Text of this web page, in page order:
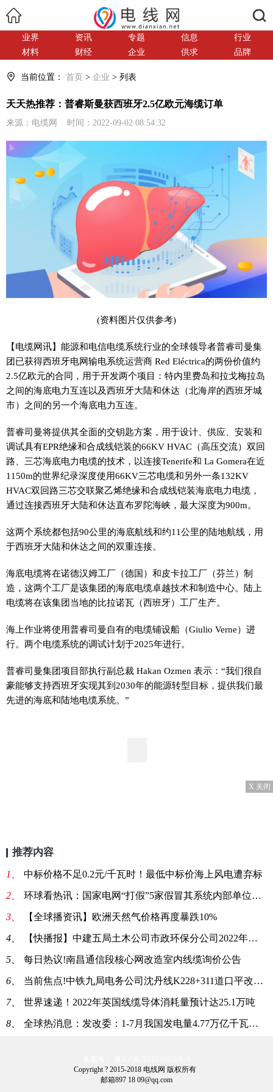
业界 资讯 专题 信息
行业
材料
财经 企业 供求 品牌
当前位置： 首页 > 企业 > 列表
天天热推荐：普睿斯曼获西班牙2.5亿欧元海缆订单
来源：电缆网 时间：2022-09-02 08:54:32
(资料图片仅供参考)
【电缆网讯】能源和电信电缆系统行业的全球领导者普睿司曼集
团已获得西班牙电网输电系统运营商 Red Eléctrica的两份价值约
2.5亿欧元的合同，用于开发两个项目：特内里费岛和拉戈梅拉岛
之间的海底电力互连以及西班牙大陆和休达（北海岸的西班牙城
市）之间的另一个海底电力互连。
普睿司曼将提供其全面的交钥匙方案，用于设计、供应、安装和
调试具有EPR绝缘和合成线铠装的66KV HVAC（高压交流）双回
路、三芯海底电力电缆的技术，以连接Tenerife和 La Gomera在近
1150m的世界纪录深度使用66KV三芯电缆和另外一条132KV
HVAC双回路三芯交联聚乙烯绝缘和合成线铠装海底电力电缆，
通过连接西班牙大陆和休达直布罗陀海峡，最大深度为900m。
这两个系统都包括90公里的海底航线和约11公里的陆地航线，用
于西班牙大陆和休达之间的双重连接。
海底电缆将在诺德汉姆工厂（德国）和皮卡拉工厂（芬兰）制
造，这两个工厂是该集团的海底电缆卓越技术和制造中心。陆上
电缆将在该集团当地的比拉诺瓦（西班牙）工厂生产。
海上作业将使用普睿司曼自有的电缆铺设船（Giulio Verne）进
行。两个电缆系统的调试计划于2025年进行。
普睿司曼集团项目部执行副总裁 Hakan Ozmen 表示：“我们很自
豪能够支持西班牙实现其到2030年的能源转型目标，提供我们最
先进的海底和陆地电缆系统。”
X 关闭
推荐内容
1、 中标价格不足0.2元/千瓦时！最低中标价海上风电遭弃标
2、 环球看热讯：国家电网“打假”5家假冒其系统内部单位公司
3、 【全球播资讯】欧洲天然气价格再度暴跌10%
4、 【快播报】中建五局土木公司市政环保分公司2022年湖南区域电缆电线采购招标公告
5、 每日热议!南昌通信段核心网改造室内线缆询价公告
6、 当前焦点!中铁九局电务公司沈丹线K228+311道口平改立工程通信电缆询价公告
7、 世界速递！2022年英国线缆导体消耗量预计达25.1万吨
8、 全球热消息：发改委：1-7月我国发电量4.77万亿千瓦时 同比增长1.4%
Copyright ? 2015-2018 电线网 版权所有
邮箱897 18 09@qq.com